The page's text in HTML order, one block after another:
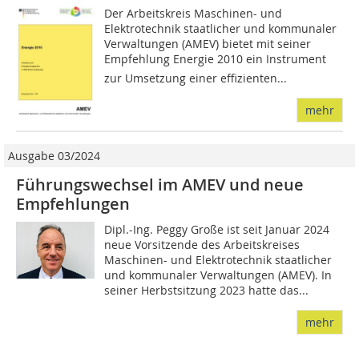
Der Arbeitskreis Maschinen- und
Elektrotechnik staatlicher und kommunaler
Verwaltungen (AMEV) bietet mit seiner
Empfehlung Energie 2010 ein Instrument
zur Umsetzung einer effizienten...
mehr
Ausgabe 03/2024
Führungswechsel im AMEV und neue
Empfehlungen
Dipl.-Ing. Peggy Große ist seit Januar 2024
neue Vorsitzende des Arbeitskreises
Maschinen- und Elektrotechnik staatlicher
und kommunaler Verwaltungen (AMEV). In
seiner Herbstsitzung 2023 hatte das...
mehr